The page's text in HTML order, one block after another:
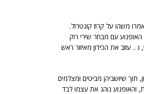
אמרו משהו על קרוז קונטרול.
עם מבחר שירי רוק
מהארלי על הדיסק-או-נקי, נועל את הקרוזר על 110 קמ"ש, ו… עוזב את הכידון מאיזור ראש
את נסיעתם מרצון, תוך שיושביהן מביטים ומצלמים
והאופנוע נוהג את עצמו לבד